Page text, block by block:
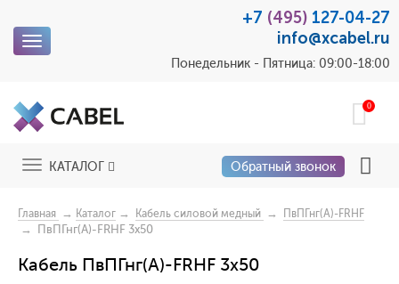
Toggle
+7 (495) 127-04-27
info@xcabel.ru
Понедельник - Пятница: 09:00-18:00
0
ToggleКАТАЛОГ Обратный звонок
Главная → Каталог → Кабель силовой медный → ПвПГнг(A)-FRHF
→ ПвПГнг(A)-FRHF 3x50
Кабель ПвПГнг(A)-FRHF 3x50